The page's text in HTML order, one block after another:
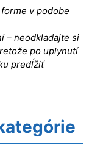
v podobe
– neodkladajte si
po uplynutí
predĺžiť